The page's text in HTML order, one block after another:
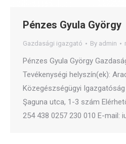
Pénzes Gyula György
Gazdasági igazgató By admin
Pénzes Gyula György
Tevékenységi helyszín(ek):
Közegészségügyi
Şaguna utca, 1-3 szám
254 438 0257 230 010 E-mail: